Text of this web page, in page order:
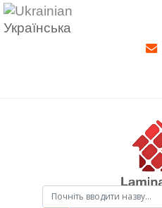
Українська